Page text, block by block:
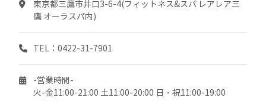
東京都三鷹市井口3-6-4(フィットネス&スパ レアレア三
鷹 オーラスパ内)
TEL：0422-31-7901
-営業時間-
火-金11:00-21:00 土11:00-20:00 日・祝11:00-19:00